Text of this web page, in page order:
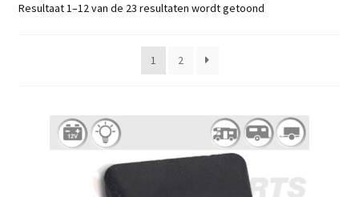
Resultaat 1–12 van de 23 resultaten wordt getoond
1 2